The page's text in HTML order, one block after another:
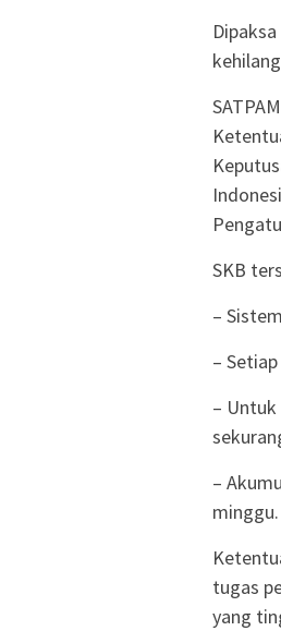
SKB
–
–
–
–
minggu.
tugas
yang